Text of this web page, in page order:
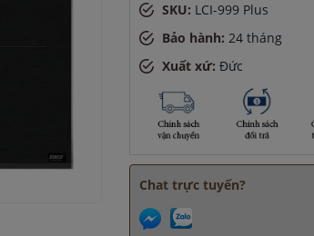
SKU: LCI-999 Plus
Bảo hành: 24 tháng
Xuất xứ: Đức
Chat trực tuyến?